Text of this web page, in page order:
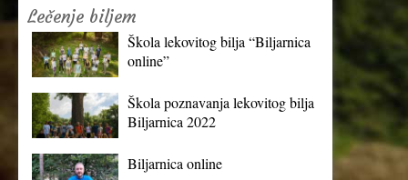
Lečenje biljem
Škola lekovitog bilja “Biljarnica
online”
Škola poznavanja lekovitog bilja
Biljarnica 2022
Biljarnica online